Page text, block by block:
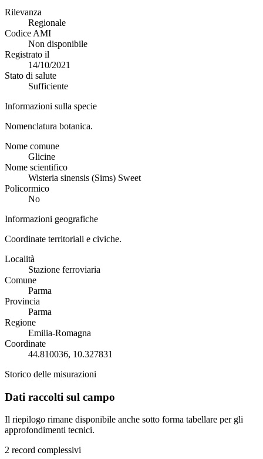
Rilevanza
Regionale
Codice AMI
Non disponibile
Registrato il
14/10/2021
Stato di salute
Sufficiente
Informazioni sulla specie
Nomenclatura botanica.
Nome comune
Glicine
Nome scientifico
Wisteria sinensis (Sims) Sweet
Policormico
No
Informazioni geografiche
Coordinate territoriali e civiche.
Località
Stazione ferroviaria
Comune
Parma
Provincia
Parma
Regione
Emilia-Romagna
Coordinate
44.810036, 10.327831
Storico delle misurazioni
Dati raccolti sul campo
Il riepilogo rimane disponibile anche sotto forma tabellare per gli
approfondimenti tecnici.
2 record complessivi